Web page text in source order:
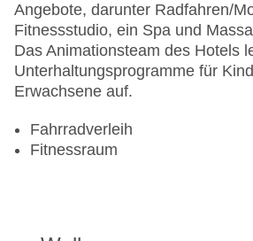
Angebote, darunter Radfahren/
Fitnessstudio, ein Spa und
Das Animationsteam des Hotels
Unterhaltungsprogramme für
Erwachsene auf.
Fahrradverleih
Fitnessraum